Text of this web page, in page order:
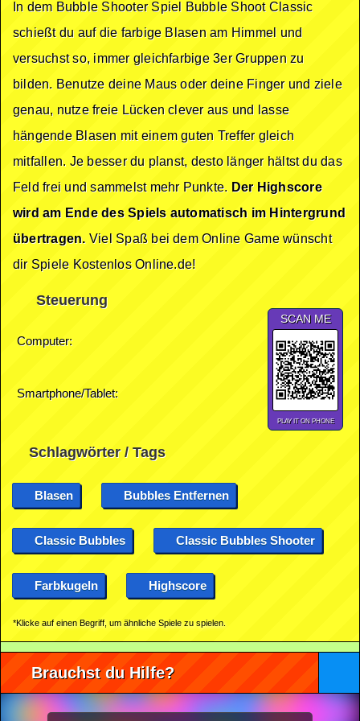
In dem Bubble Shooter Spiel Bubble Shoot Classic
schießt du auf die farbige Blasen am Himmel und
versuchst so, immer gleichfarbige 3er Gruppen zu
bilden. Benutze deine Maus oder deine Finger und ziele
genau, nutze freie Lücken clever aus und lasse
hängende Blasen mit einem guten Treffer gleich
mitfallen. Je besser du planst, desto länger hältst du das
Feld frei und sammelst mehr Punkte. Der Highscore
wird am Ende des Spiels automatisch im Hintergrund
übertragen. Viel Spaß bei dem Online Game wünscht
dir Spiele Kostenlos Online.de!
Steuerung
Computer:
Smartphone/Tablet:
SCAN ME
PLAY IT ON PHONE
Schlagwörter / Tags
Blasen Bubbles Entfernen
Classic Bubbles Classic Bubbles Shooter
Farbkugeln Highscore
*Klicke auf einen Begriff, um ähnliche Spiele zu spielen.
Brauchst du Hilfe?